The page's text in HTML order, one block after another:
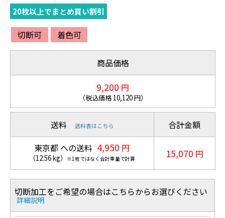
20枚以上でまとめ買い割引
切断可 着色可
商品価格
9,200 円
（税込価格10,120円）
送料 送料表はこちら
東京都 への送料 4,950 円
（12.56kg） ※1枚ではなく合計重量で計算
合計金額
15,070 円
切断加工をご希望の場合はこちらからお選びください
詳細説明